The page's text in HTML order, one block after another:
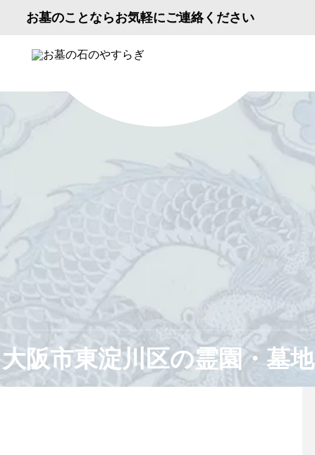
お墓のことならお気軽にご連絡ください
大阪市東淀川区の霊園・墓地